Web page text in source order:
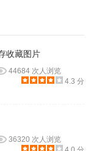
图片，却发现右键
！右键你要的图
收藏图片
44684 次人浏览
4.3 分
36320 次人浏览